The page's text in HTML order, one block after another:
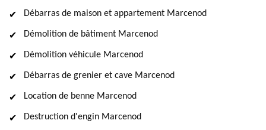
Débarras de maison et appartement Marcenod
Démolition de bâtiment Marcenod
Démolition véhicule Marcenod
Débarras de grenier et cave Marcenod
Location de benne Marcenod
Destruction d'engin Marcenod